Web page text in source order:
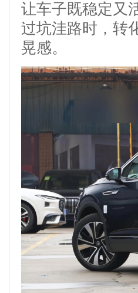
让车子既稳定又
过坑洼路时，转
晃感。